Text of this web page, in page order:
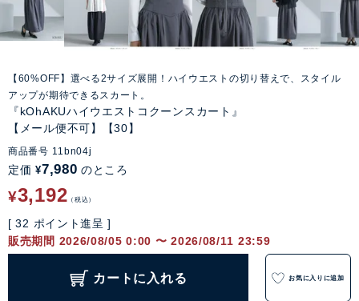
【60%OFF】選べる2サイズ展開！ハイウエストの切り替えで、スタイル
アップが期待できるスカート。
『kOhAKUハイウエストコクーンスカート』
【メール便不可】【30】
商品番号 11bn04j
定価 ¥7,980 のところ
¥3,192 税込
[ 32 ポイント進呈 ]
販売期間 2026/08/05 0:00 〜 2026/08/11 23:59
カートに入れる お気に入りに追加